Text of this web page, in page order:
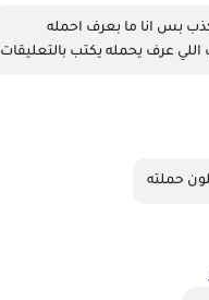
بس انا ما بعرف احمله
اللي عرف يحمله يكتب بالتعليقات
حملته